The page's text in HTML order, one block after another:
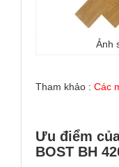
Ảnh
Tham khảo : Các
Ưu điểm
BOST BH